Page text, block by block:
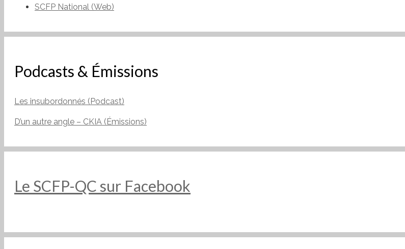
SCFP National (Web)
Podcasts & Émissions
Les insubordonnés (Podcast)
D’un autre angle – CKIA (Émissions)
Le SCFP-QC sur Facebook